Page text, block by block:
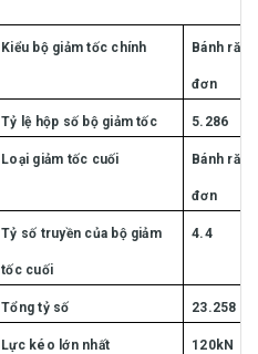
Kiểu bộ giảm tốc chính Bánh
đơn
Tỷ lệ hộp số bộ giảm tốc 5.286
Loại giảm tốc cuối Bánh
đơn
Tỷ số truyền của bộ giảm
tốc cuối
4.4
Tổng tỷ số 23.258
Lực kéo lớn nhất 120kN